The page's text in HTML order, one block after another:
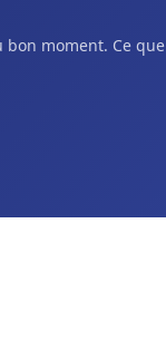
bon moment. Ce que